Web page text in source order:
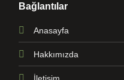
Bağlantılar
Anasayfa
Hakkımızda
İletişim